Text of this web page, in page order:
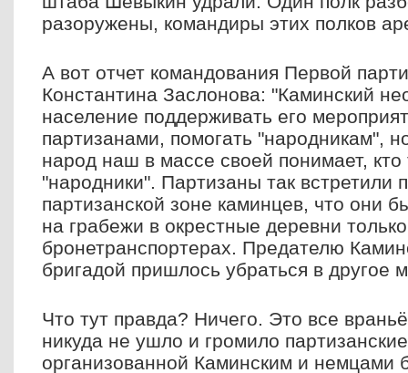
разоружены, командиры этих полков
А вот отчет командования Первой
Константина Заслонова: "Каминский
население поддерживать его
партизанами, помогать "народникам",
народ наш в массе своей понимает, кто
"народники". Партизаны так встретили
партизанской зоне каминцев, что они
на грабежи в окрестные деревни
бронетранспортерах. Предателю
бригадой пришлось убраться в другое
Что тут правда? Ничего. Это все
никуда не ушло и громило
организованной Каминским и немцами